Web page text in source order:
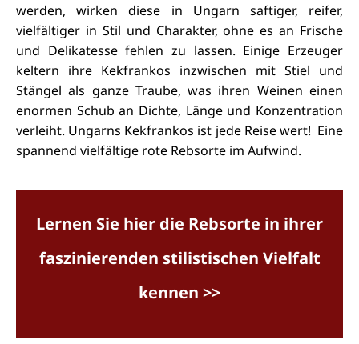
werden, wirken diese in Ungarn saftiger, reifer,
vielfältiger in Stil und Charakter, ohne es an Frische
und Delikatesse fehlen zu lassen. Einige Erzeuger
keltern ihre Kekfrankos inzwischen mit Stiel und
Stängel als ganze Traube, was ihren Weinen einen
enormen Schub an Dichte, Länge und Konzentration
verleiht. Ungarns Kekfrankos ist jede Reise wert! Eine
spannend vielfältige rote Rebsorte im Aufwind.
Lernen Sie hier die Rebsorte in ihrer
faszinierenden stilistischen Vielfalt
kennen >>